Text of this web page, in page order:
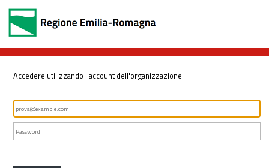
Accedere utilizzando l'account dell'organizzazione